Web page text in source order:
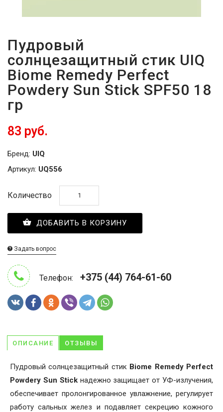
Пудровый
солнцезащитный стик UIQ
Biome Remedy Perfect
Powdery Sun Stick SPF50 18
гр
83 руб.
Бренд: UIQ
Артикул: UQ556
Количество
ДОБАВИТЬ В КОРЗИНУ
Задать вопрос
Телефон: +375 (44) 764-61-60
ОПИСАНИЕ ОТЗЫВЫ
Пудровый солнцезащитный стик Biome Remedy Perfect
Powdery Sun Stickнадежно защищает от УФ-излучения,
обеспечивает пролонгированное увлажнение, регулирует
работу сальных желез и подавляет секрецию кожного